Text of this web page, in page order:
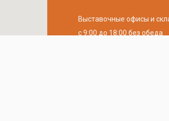
Выставочные офисы и
с 9:00 до 18:00 без обеда